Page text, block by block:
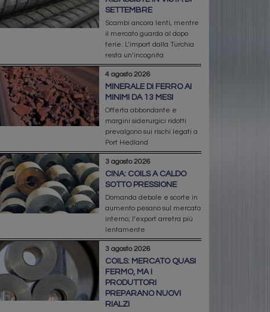
SETTEMBRE
Scambi ancora lenti, mentre
il mercato guarda al dopo
ferie. L’import dalla Turchia
resta un’incognita
4 agosto 2026
MINERALE DI FERRO AI
MINIMI DA 13 MESI
Offerta abbondante e
margini siderurgici ridotti
prevalgono sui rischi legati a
Port Hedland
3 agosto 2026
CINA: COILS A CALDO
SOTTO PRESSIONE
Domanda debole e scorte in
aumento pesano sul mercato
interno; l’export arretra più
lentamente
3 agosto 2026
COILS: MERCATO QUASI
FERMO, MA I
PRODUTTORI
PREPARANO NUOVI
RIALZI